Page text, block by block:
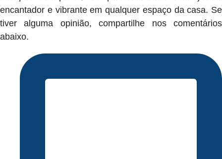
encantador e vibrante em qualquer espaço da casa. Se
tiver alguma opinião, compartilhe nos comentários
abaixo.